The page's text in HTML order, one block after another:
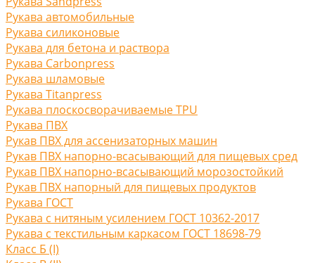
Рукава автомобильные
Рукава силиконовые
Рукава для бетона и раствора
Рукава Carbonpress
Рукава шламовые
Рукава Titanpress
Рукава плоскосворачиваемые TPU
Рукава ПВХ
Рукав ПВХ для ассенизаторных машин
Рукав ПВХ напорно-всасывающий для пищевых сред
Рукав ПВХ напорно-всасывающий морозостойкий
Рукав ПВХ напорный для пищевых продуктов
Рукава ГОСТ
Рукава с нитяным усилением ГОСТ 10362-2017
Рукава с текстильным каркасом ГОСТ 18698-79
Класс Б (I)